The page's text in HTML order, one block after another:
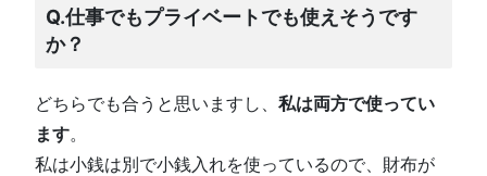
Q.仕事でもプライベートでも使えそうです
か？
どちらでも合うと思いますし、私は両方で使ってい
ます。
私は小銭は別で小銭入れを使っているので、財布が